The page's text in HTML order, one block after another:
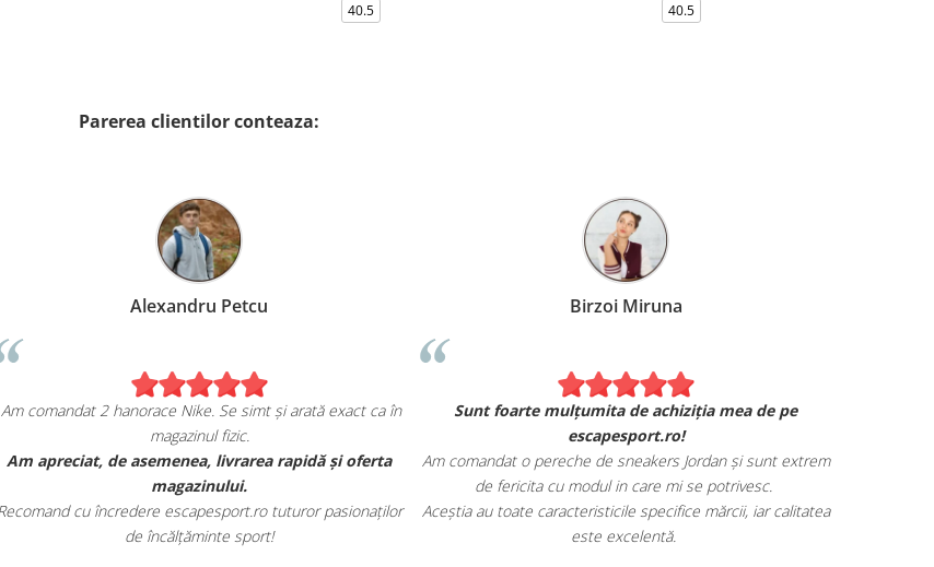
40.5
40.5
Parerea clientilor conteaza:
Alexandru Petcu
Am comandat 2 hanorace Nike. Se simt și arată exact ca în
magazinul fizic.
Am apreciat, de asemenea, livrarea rapidă și oferta
magazinului.
cu încredere escapesport.ro tuturor pasionaților
de încălțăminte sport!
Birzoi Miruna
Sunt foarte mulțumita de achiziția mea de pe
escapesport.ro!
Am comandat o pereche de sneakers Jordan și sunt extrem
de fericita cu modul in care mi se potrivesc.
Aceștia au toate caracteristicile specifice mărcii, iar calitatea
este excelentă.